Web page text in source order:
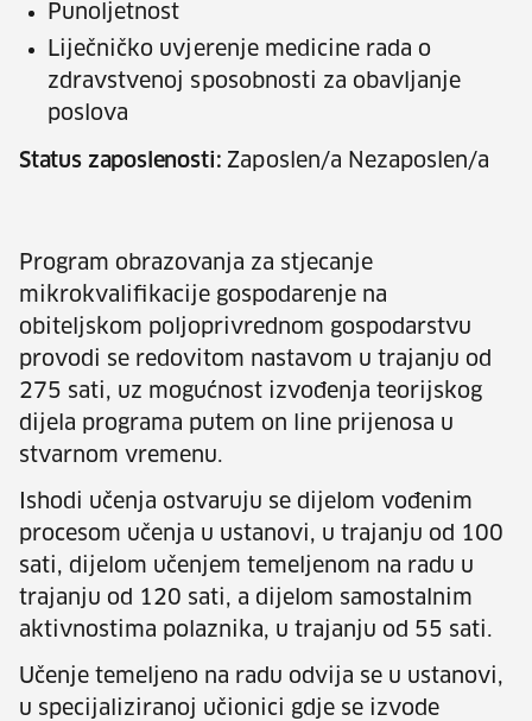
Punoljetnost
Liječničko uvjerenje medicine rada o
zdravstvenoj sposobnosti za obavljanje
poslova
Status zaposlenosti: Zaposlen/a Nezaposlen/a
Program obrazovanja za stjecanje
mikrokvalifikacije gospodarenje na
obiteljskom poljoprivrednom gospodarstvu
provodi se redovitom nastavom u trajanju od
275 sati, uz mogućnost izvođenja teorijskog
dijela programa putem on line prijenosa u
stvarnom vremenu.
Ishodi učenja ostvaruju se dijelom vođenim
procesom učenja u ustanovi, u trajanju od 100
sati, dijelom učenjem temeljenom na radu u
trajanju od 120 sati, a dijelom samostalnim
aktivnostima polaznika, u trajanju od 55 sati.
Učenje temeljeno na radu odvija se u ustanovi,
u specijaliziranoj učionici gdje se izvode